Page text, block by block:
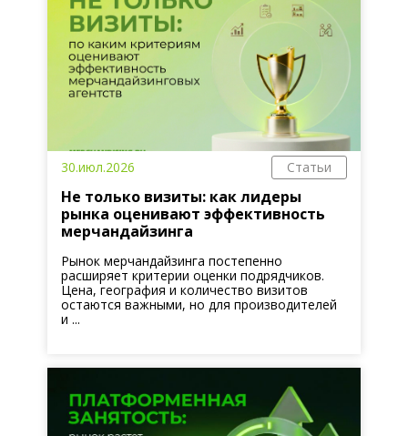
30.июл.2026 Статьи
Не только визиты: как лидеры
рынка оценивают эффективность
мерчандайзинга
Рынок мерчандайзинга постепенно
расширяет критерии оценки подрядчиков.
Цена, география и количество визитов
остаются важными, но для производителей
и ...